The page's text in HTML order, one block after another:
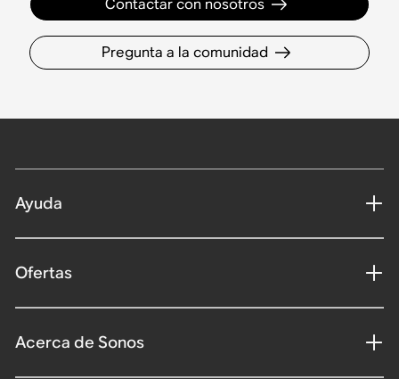
Contactar con nosotros
Pregunta a la comunidad
Ayuda
Ofertas
Acerca de Sonos